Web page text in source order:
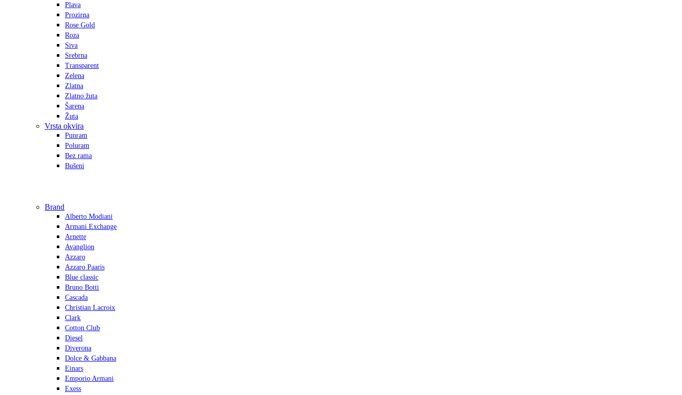
Plava
Prozirna
Rose Gold
Roza
Siva
Srebrna
Transparent
Zelena
Zlatna
Zlatno žuta
Šarena
Žuta
Vrsta okvira
Punram
Poluram
Bez rama
Bušeni
Brand
Alberto Modiani
Armani Exchange
Arnette
Avanglion
Azzaro
Azzaro Paaris
Blue classic
Bruno Botti
Cascada
Christian Lacroix
Clark
Cotton Club
Diesel
Diverona
Dolce & Gabbana
Einars
Emporio Armani
Exess